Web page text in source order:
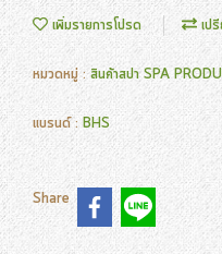
เพิ่มรายการโปรด เป
หมวดหมู่ :สินค้าสปา SPA
แบรนด์ : BHS
Share